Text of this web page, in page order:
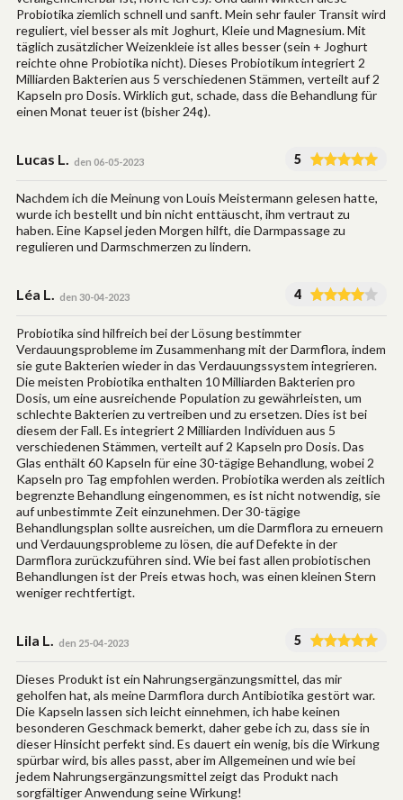
Probiotika ziemlich schnell und sanft. Mein sehr fauler Transit wird
reguliert, viel besser als mit Joghurt, Kleie und Magnesium. Mit
täglich zusätzlicher Weizenkleie ist alles besser (sein + Joghurt
reichte ohne Probiotika nicht). Dieses Probiotikum integriert 2
Milliarden Bakterien aus 5 verschiedenen Stämmen, verteilt auf 2
Kapseln pro Dosis. Wirklich gut, schade, dass die Behandlung für
einen Monat teuer ist (bisher 24¢).
Lucas L. den 06-05-2023 5
Nachdem ich die Meinung von Louis Meistermann gelesen hatte,
wurde ich bestellt und bin nicht enttäuscht, ihm vertraut zu
haben. Eine Kapsel jeden Morgen hilft, die Darmpassage zu
regulieren und Darmschmerzen zu lindern.
Léa L. den 30-04-2023 4
Probiotika sind hilfreich bei der Lösung bestimmter
Verdauungsprobleme im Zusammenhang mit der Darmflora, indem
sie gute Bakterien wieder in das Verdauungssystem integrieren.
Die meisten Probiotika enthalten 10 Milliarden Bakterien pro
Dosis, um eine ausreichende Population zu gewährleisten, um
schlechte Bakterien zu vertreiben und zu ersetzen. Dies ist bei
diesem der Fall. Es integriert 2 Milliarden Individuen aus 5
verschiedenen Stämmen, verteilt auf 2 Kapseln pro Dosis. Das
Glas enthält 60 Kapseln für eine 30-tägige Behandlung, wobei 2
Kapseln pro Tag empfohlen werden. Probiotika werden als zeitlich
begrenzte Behandlung eingenommen, es ist nicht notwendig, sie
auf unbestimmte Zeit einzunehmen. Der 30-tägige
Behandlungsplan sollte ausreichen, um die Darmflora zu erneuern
und Verdauungsprobleme zu lösen, die auf Defekte in der
Darmflora zurückzuführen sind. Wie bei fast allen probiotischen
Behandlungen ist der Preis etwas hoch, was einen kleinen Stern
weniger rechtfertigt.
Lila L. den 25-04-2023 5
Dieses Produkt ist ein Nahrungsergänzungsmittel, das mir
geholfen hat, als meine Darmflora durch Antibiotika gestört war.
Die Kapseln lassen sich leicht einnehmen, ich habe keinen
besonderen Geschmack bemerkt, daher gebe ich zu, dass sie in
dieser Hinsicht perfekt sind. Es dauert ein wenig, bis die Wirkung
spürbar wird, bis alles passt, aber im Allgemeinen und wie bei
jedem Nahrungsergänzungsmittel zeigt das Produkt nach
sorgfältiger Anwendung seine Wirkung!